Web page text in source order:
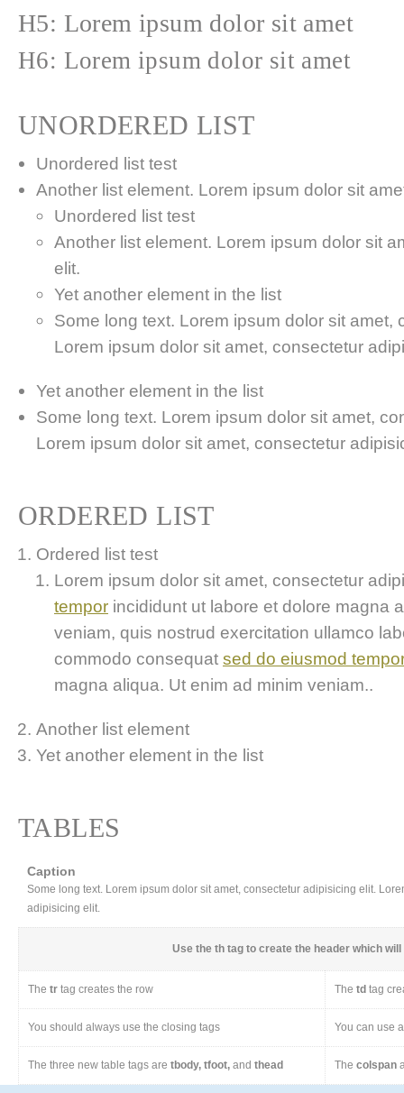
H5: Lorem ipsum dolor sit amet
H6: Lorem ipsum dolor sit amet
UNORDERED LIST
Unordered list test
Another list element. Lorem ipsum dolor sit
Unordered list test
Another list element. Lorem ipsum dolor sit
elit.
Yet another element in the list
Some long text. Lorem ipsum dolor sit amet,
Lorem ipsum dolor sit amet, consectetur
Yet another element in the list
Some long text. Lorem ipsum dolor sit amet,
Lorem ipsum dolor sit amet, consectetur
ORDERED LIST
Ordered list test
Lorem ipsum dolor sit amet, consectetur
tempor incididunt ut labore et dolore magna
veniam, quis nostrud exercitation ullamco
commodo consequat sed do eiusmod
magna aliqua. Ut enim ad minim veniam..
Another list element
Yet another element in the list
TABLES
Caption
Some long text. Lorem ipsum dolor sit amet, consectetur adipisicing elit.
adipisicing elit.
Use the th tag to create the header which
The tr tag creates the row The td tag
You should always use the closing tags You can use
The three new table tags are tbody, tfoot, and thead The colspan